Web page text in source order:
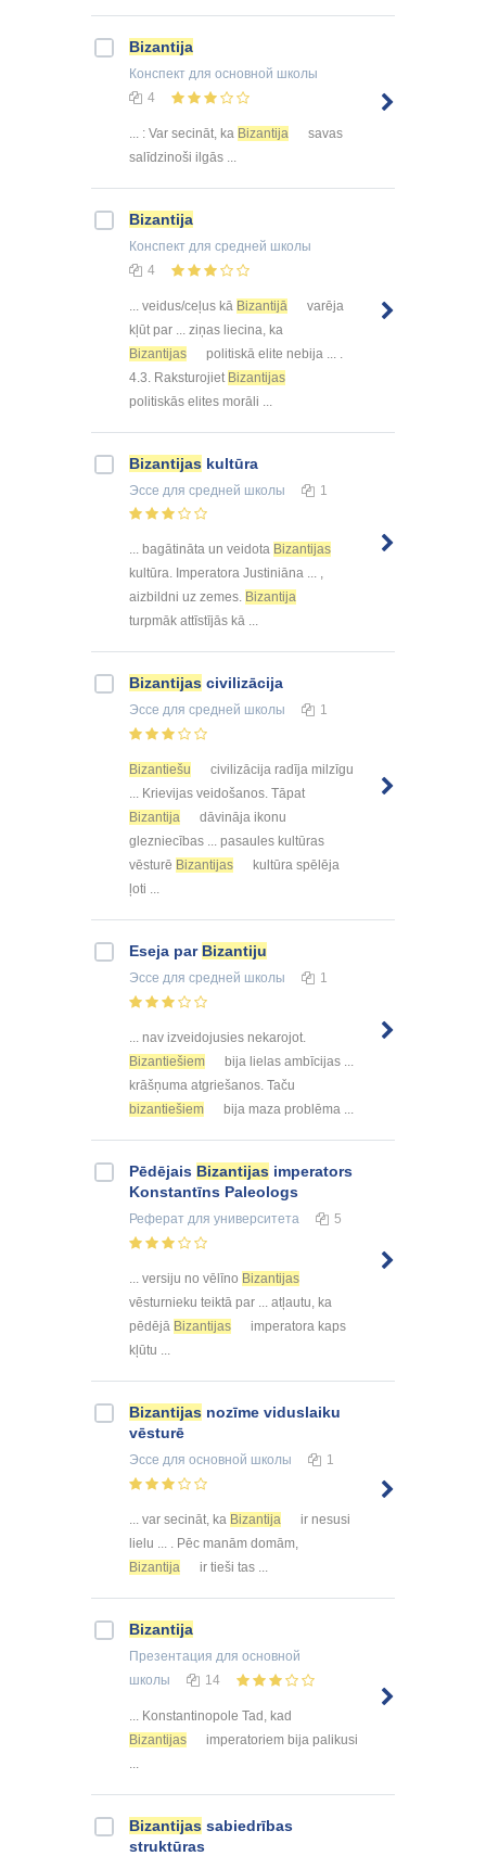
Bizantija
Конспект для основной школы
4
... : Var secināt, ka Bizantija
savas
salīdzinoši ilgās ...
Bizantija
Конспект для средней школы
4
... veidus/ceļus kā Bizantijā
varēja
kļūt par ... ziņas liecina, ka
Bizantijas
politiskā elite nebija ... .
4.3. Raksturojiet Bizantijas
politiskās elites morāli ...
Bizantijas kultūra
Эссе для средней школы 1
... bagātināta un veidota Bizantijas
kultūra. Imperatora Justiniāna ... ,
aizbildni uz zemes. Bizantija
turpmāk attīstījās kā ...
Bizantijas civilizācija
Эссе для средней школы 1
Bizantiešu
civilizācija radīja milzīgu
... Krievijas veidošanos. Tāpat
Bizantija
dāvināja ikonu
glezniecības ... pasaules kultūras
vēsturē Bizantijas
kultūra spēlēja
ļoti ...
Eseja par Bizantiju
Эссе для средней школы 1
... nav izveidojusies nekarojot.
Bizantiešiem
bija lielas ambīcijas ...
krāšņuma atgriešanos. Taču
bizantiešiem
bija maza problēma ...
Pēdējais Bizantijas imperators
Konstantīns Paleologs
Реферат для университета 5
... versiju no vēlīno Bizantijas
vēsturnieku teiktā par ... atļautu, ka
pēdējā Bizantijas
imperatora kaps
kļūtu ...
Bizantijas nozīme viduslaiku
vēsturē
Эссе для основной школы 1
... var secināt, ka Bizantija
ir nesusi
lielu ... . Pēc manām domām,
Bizantija
ir tieši tas ...
Bizantija
Презентация для основной
школы
14
... Konstantinopole Tad, kad
Bizantijas
imperatoriem bija palikusi
Bizantijas sabiedrības
struktūras